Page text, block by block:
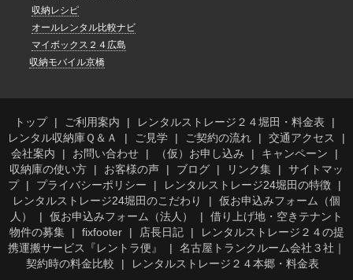
収納レシピ
オールレンタル比較ナビ
マイボックス２４広島
収納モバイル京橋
トップ ご利用案内
レンタルストレージ２４堀田・料金表
レンタル収納庫Ｑ＆Ａ
ご見学 ご契約の流れ
交通アクセス
会社案内
お問い合わせ （仮）お申し込み
キャンペーン
収納庫の使い方
お客様の声 ブログ リンク集
サイトマッ
プ
プライバシーポリシー
レンタルストレージ24堀田の特徴
レンタルストレージ24堀田のこだわり
仮お申込みフォーム（個
人）
仮お申込みフォーム（法人）
借り上げ地・空きテナント
物件の募集
fixfooter 店長日記
レンタルストレージ２４の提
携運搬サービス『レントラ便』
名古屋トランクルーム会社３社｜
契約時の料金比較
レンタルストレージ２４本郷・料金表